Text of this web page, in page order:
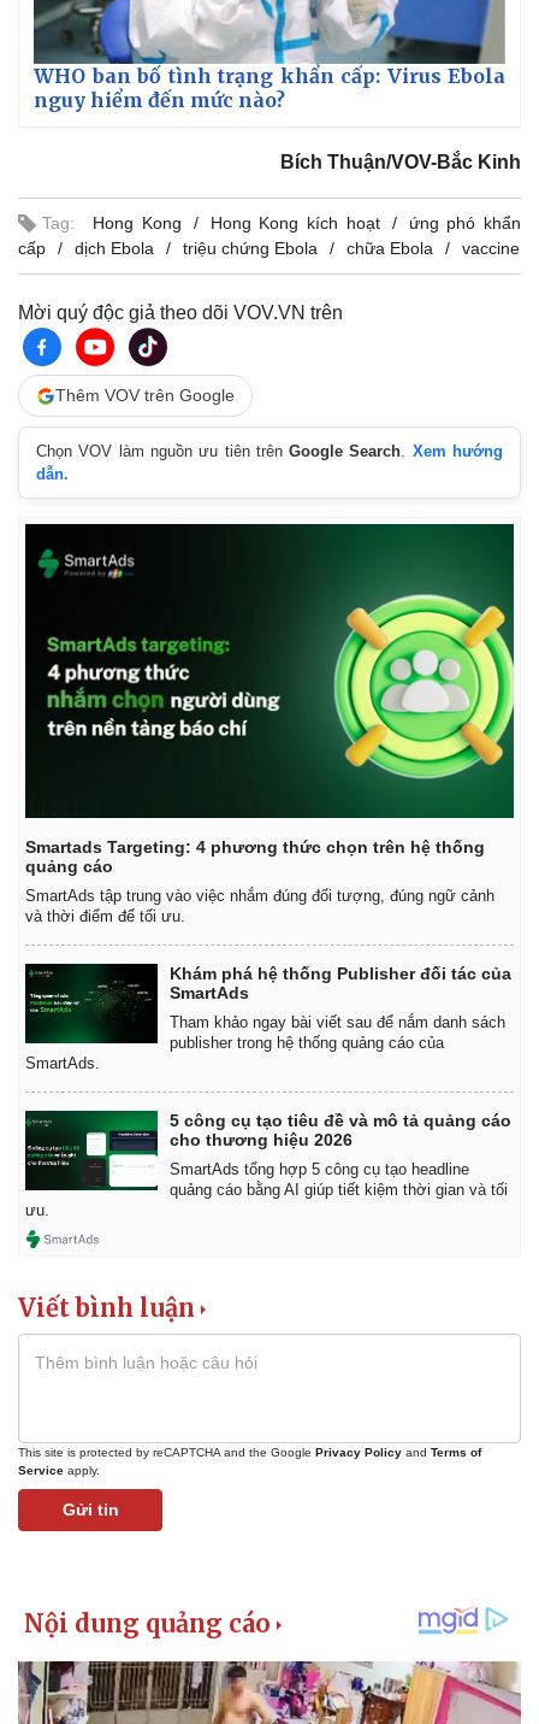
Kinh tế
Bất động sản
Khởi nghiệp
Giá vàng
Tiêu dùng
Tỷ giá
Chứng khoán
Giá cà phê
WHO ban bố tình trạng khẩn cấp: Virus Ebola
nguy hiểm đến mức nào?
Bích Thuận/VOV-Bắc Kinh
Tag: Hong Kong Hong Kong kích hoạt
ứng phó khẩn
cấp
dịch Ebola triệu chứng Ebola chữa Ebola vaccine
Mời quý độc giả theo dõi VOV.VN trên
Thêm VOV trên Google
Chọn VOV làm nguồn ưu tiên trênGoogle Search. Xem hướng
dẫn.
Smartads Targeting: 4 phương thức chọn trên hệ thống
quảng cáo
SmartAds tập trung vào việc nhắm đúng đối tượng, đúng ngữ cảnh
và thời điểm để tối ưu.
Khám phá hệ thống Publisher đối tác của
SmartAds
Tham khảo ngay bài viết sau để nắm danh sách
publisher trong hệ thống quảng cáo của
SmartAds.
5 công cụ tạo tiêu đề và mô tả quảng cáo
cho thương hiệu 2026
SmartAds tổng hợp 5 công cụ tạo headline
quảng cáo bằng AI giúp tiết kiệm thời gian và tối
ưu.
Viết bình luận
This site is protected by reCAPTCHA and the Google Privacy Policy and Terms of
Service apply.
Gửi tin